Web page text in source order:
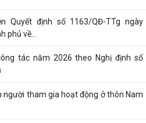
Quyết định số 1163/QĐ-TTg ngày
về...
tác năm 2026 theo Nghị định số
người tham gia hoạt động ở thôn Nam